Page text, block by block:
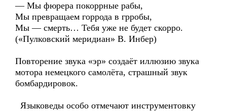
— Мы фюрера покоррные рабы,
Мы превращаем горрода в грробы,
Мы — смерть… Тебя уже не будет скорро.
(«Пулковский меридиан» В. Инбер)
Повторение звука «эр» создаёт иллюзию звука
мотора немецкого самолёта, страшный звук
бомбардировок.
Языковеды особо отмечают инструментовку